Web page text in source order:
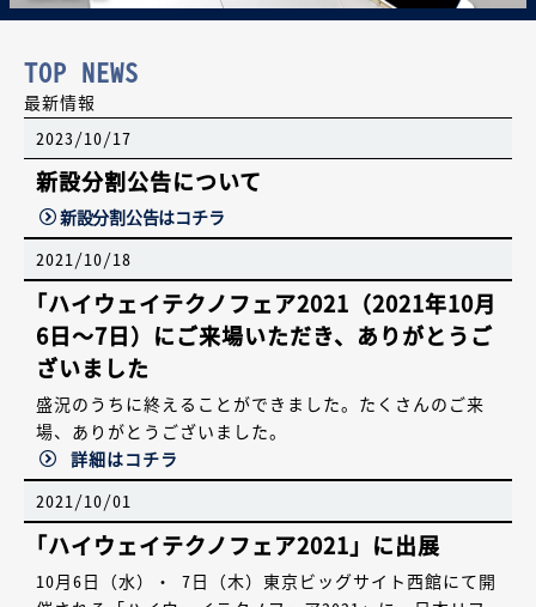
TOP NEWS
最新情報
2023/10/17
新設分割公告について
新設分割公告はコチラ
2021/10/18
｢ハイウェイテクノフェア2021（2021年10月
6日～7日）にご来場いただき、 ありがとうご
ざいました
盛況のうちに終えることができました。たくさんのご来
場、ありがとうございました。
詳細はコチラ
2021/10/01
｢ハイウェイテクノフェア2021」に出展
10月6日（水）・ 7日（木）東京ビッグサイト西館にて開